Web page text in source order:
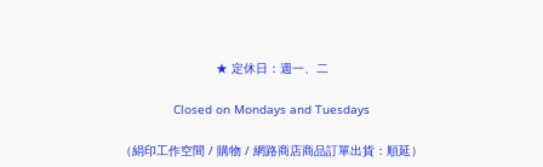
★ 定休日：週一、二
Closed on Mondays and Tuesdays
（絹印工作空間 / 購物 / 網路商店商品訂單出貨：順延）